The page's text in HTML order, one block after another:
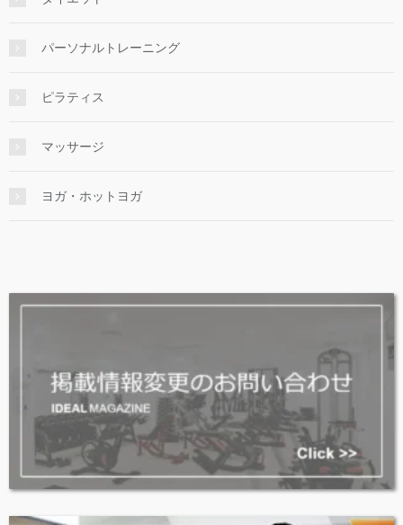
パーソナルトレーニング
ピラティス
マッサージ
ヨガ・ホットヨガ